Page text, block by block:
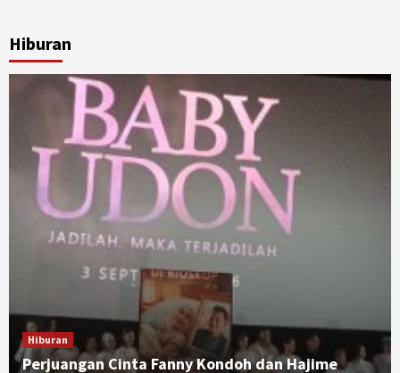
Hiburan
Hiburan
Perjuangan Cinta Fanny Kondoh dan Hajime